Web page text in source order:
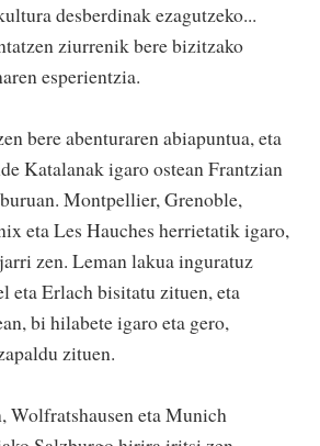
desberdinak ezagutzeko...
ziurrenik bere bizitzako
esperientzia.
bere abenturaren abiapuntua, eta
Katalanak igaro ostean Frantzian
Montpellier, Grenoble,
eta Les Hauches herrietatik igaro,
zen. Leman lakua inguratuz
eta Erlach bisitatu zituen, eta
bi hilabete igaro eta gero,
zituen.
Wolfratshausen eta Munich